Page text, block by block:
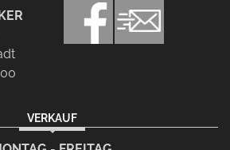
VERKAUF